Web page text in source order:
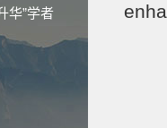
华”学者